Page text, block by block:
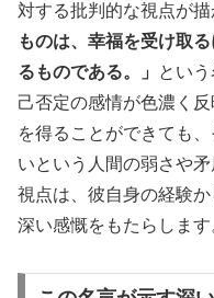
対する批判的な視点が描
ものは、幸福を受け取
るものである。」
とい
己否定の感情が色濃く
を得ることができても
いという人間の弱さや
視点は、彼自身の経験
深い感慨をもたらします